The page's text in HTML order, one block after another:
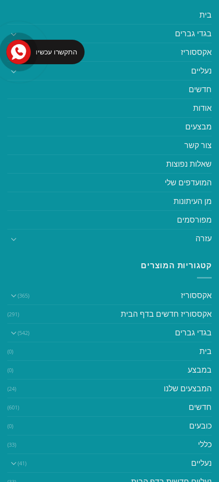
בית
בגדי גברים
אקססוריז
נעליים
חדשים
אודות
מבצעים
צור קשר
שאלות נפוצות
המועדפים שלי
מן העיתונות
מפורסמים
עזרה
קטגוריות המוצרים
אקססוריז (365)
אקססוריז חדשים בדף הבית (291)
בגדי גברים (542)
בית (0)
במבצע (0)
המבצעים שלנו (24)
חדשים (601)
כובעים (0)
כללי (33)
נעליים (41)
התקשרו עכשיו